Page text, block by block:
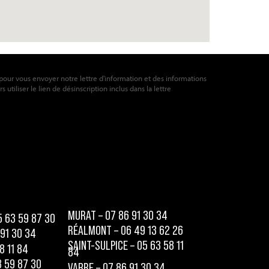
vous envoyer notre lettre d'information et des informations
utiliser le lien de désinscription inclus dans la lettre
63 59 87 30
30 34
11 84
59 87 30
MURAT – 07 86 91 30 34
RÉALMONT – 06 49 13 62 26
SAINT-SULPICE – 05 63 58 11
84